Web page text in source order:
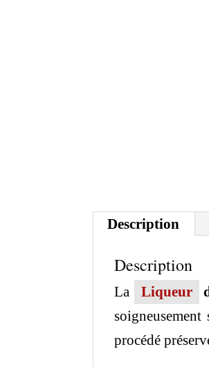
Description
Description
La Liqueur
procédé